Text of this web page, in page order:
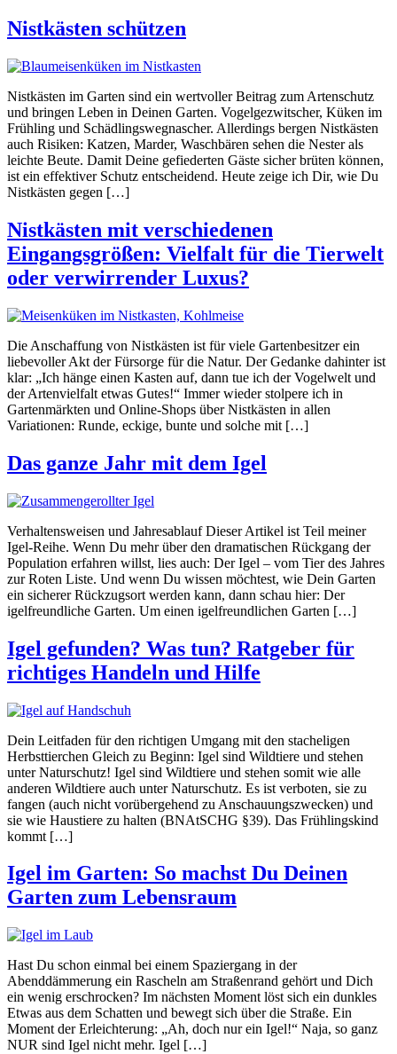
Nistkästen schützen
Nistkästen im Garten sind ein wertvoller Beitrag zum Artenschutz
und bringen Leben in Deinen Garten. Vogelgezwitscher, Küken im
Frühling und Schädlingswegnascher. Allerdings bergen Nistkästen
auch Risiken: Katzen, Marder, Waschbären sehen die Nester als
leichte Beute. Damit Deine gefiederten Gäste sicher brüten können,
ist ein effektiver Schutz entscheidend. Heute zeige ich Dir, wie Du
Nistkästen gegen […]
Nistkästen mit verschiedenen
Eingangsgrößen: Vielfalt für die Tierwelt
oder verwirrender Luxus?
Die Anschaffung von Nistkästen ist für viele Gartenbesitzer ein
liebevoller Akt der Fürsorge für die Natur. Der Gedanke dahinter ist
klar: „Ich hänge einen Kasten auf, dann tue ich der Vogelwelt und
der Artenvielfalt etwas Gutes!“ Immer wieder stolpere ich in
Gartenmärkten und Online-Shops über Nistkästen in allen
Variationen: Runde, eckige, bunte und solche mit […]
Das ganze Jahr mit dem Igel
Verhaltensweisen und Jahresablauf Dieser Artikel ist Teil meiner
Igel-Reihe. Wenn Du mehr über den dramatischen Rückgang der
Population erfahren willst, lies auch: Der Igel – vom Tier des Jahres
zur Roten Liste. Und wenn Du wissen möchtest, wie Dein Garten
ein sicherer Rückzugsort werden kann, dann schau hier: Der
igelfreundliche Garten. Um einen igelfreundlichen Garten […]
Igel gefunden? Was tun? Ratgeber für
richtiges Handeln und Hilfe
Dein Leitfaden für den richtigen Umgang mit den stacheligen
Herbsttierchen Gleich zu Beginn: Igel sind Wildtiere und stehen
unter Naturschutz! Igel sind Wildtiere und stehen somit wie alle
anderen Wildtiere auch unter Naturschutz. Es ist verboten, sie zu
fangen (auch nicht vorübergehend zu Anschauungszwecken) und
sie wie Haustiere zu halten (BNAtSCHG §39). Das Frühlingskind
kommt […]
Igel im Garten: So machst Du Deinen
Garten zum Lebensraum
Hast Du schon einmal bei einem Spaziergang in der
Abenddämmerung ein Rascheln am Straßenrand gehört und Dich
ein wenig erschrocken? Im nächsten Moment löst sich ein dunkles
Etwas aus dem Schatten und bewegt sich über die Straße. Ein
Moment der Erleichterung: „Ah, doch nur ein Igel!“ Naja, so ganz
NUR sind Igel nicht mehr. Igel […]